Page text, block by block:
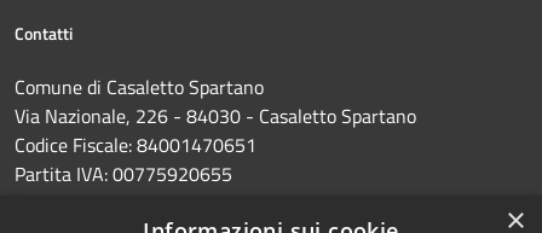
Contatti
Comune di Casaletto Spartano
Via Nazionale, 226 - 84030 - Casaletto Spartano
Codice Fiscale: 84001470651
Partita IVA: 00775920655
×